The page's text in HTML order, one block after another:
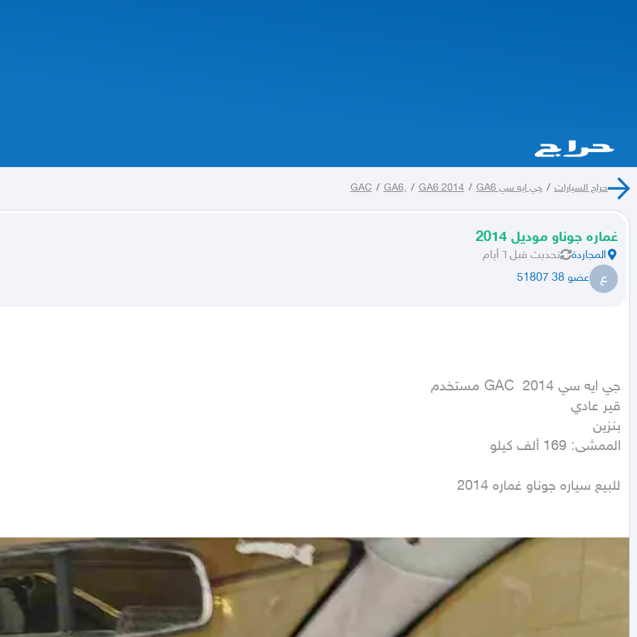
حراج السيارات / جي ايه سي GAC / GA6, / GA6 2014 / GA6
غماره جوناو موديل 2014
المجاردة تحديث قبل ٦ أيام
ع عضو 38 51807
الممشى: 169 ألف كيلو
للبيع سياره جوناو غماره 2014